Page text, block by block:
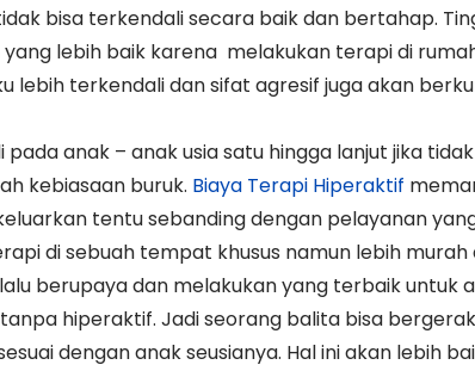
bisa terkendali secara baik dan bertahap.
yang lebih baik karena melakukan terapi di
lebih terkendali dan sifat agresif juga akan
pada anak – anak usia satu hingga lanjut jika
kebiasaan buruk. Biaya Terapi Hiperaktif
tentu sebanding dengan pelayanan
di sebuah tempat khusus namun lebih
berupaya dan melakukan yang terbaik untuk
hiperaktif. Jadi seorang balita bisa
dengan anak seusianya. Hal ini akan lebih